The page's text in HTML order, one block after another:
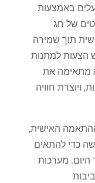
באמצעות
של חג
תוך שמירה
הצעות למתנות
מתאימה את
חוויה
האישית,
כדי להתאים
היום. מערכות